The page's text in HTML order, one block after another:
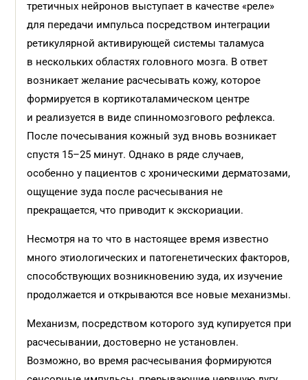
третичных нейронов выступает в качестве «реле»
для передачи импульса посредством интеграции
ретикулярной активирующей системы таламуса
в нескольких областях головного мозга. В ответ
возникает желание расчесывать кожу, которое
формируется в кортикоталамическом центре
и реализуется в виде спинномозгового рефлекса.
После почесывания кожный зуд вновь возникает
спустя 15–25 минут. Однако в ряде случаев,
особенно у пациентов с хроническими дерматозами,
ощущение зуда после расчесывания не
прекращается, что приводит к экскориации.
Несмотря на то что в настоящее время известно
много этиологических и патогенетических факторов,
способствующих возникновению зуда, их изучение
продолжается и открываются все новые механизмы.
Механизм, посредством которого зуд купируетcя при
расчесывании, достоверно не установлен.
Возможно, во время расчесывания формируются